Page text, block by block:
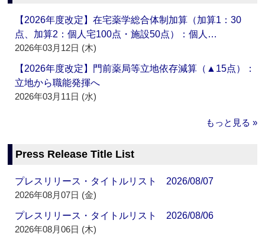
【2026年度改定】在宅薬学総合体制加算（加算1：30
点、加算2：個人宅100点・施設50点）：個人…
2026年03月12日 (木)
【2026年度改定】門前薬局等立地依存減算（▲15点）：
立地から職能発揮へ
2026年03月11日 (水)
もっと見る »
Press Release Title List
プレスリリース・タイトルリスト 2026/08/07
2026年08月07日 (金)
プレスリリース・タイトルリスト 2026/08/06
2026年08月06日 (木)